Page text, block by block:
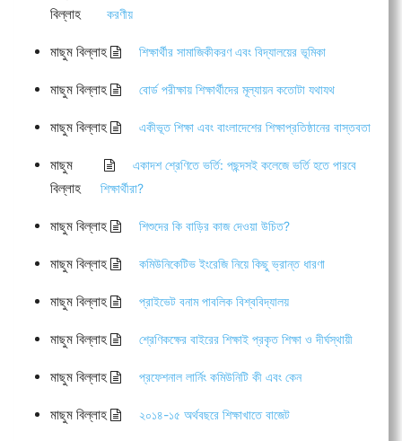
বিল্লাহ
করণীয়
মাছুম বিল্লাহ শিক্ষার্থীর সামাজিকীকরণ এবং বিদ্যালয়ের ভূমিকা
মাছুম বিল্লাহ বোর্ড পরীক্ষায় শিক্ষার্থীদের মূল্যায়ন কতোটা যথাযথ
মাছুম বিল্লাহ একীভূত শিক্ষা এবং বাংলাদেশের শিক্ষাপ্রতিষ্ঠানের বাস্তবতা
মাছুম
বিল্লাহ
একাদশ শ্রেণিতে ভর্তি: পছন্দসই কলেজে ভর্তি হতে পারবে
শিক্ষার্থীরা?
মাছুম বিল্লাহ শিশুদের কি বাড়ির কাজ দেওয়া উচিত?
মাছুম বিল্লাহ কমিউনিকেটিভ ইংরেজি নিয়ে কিছু ভ্রান্ত ধারণা
মাছুম বিল্লাহ প্রাইভেট বনাম পাবলিক বিশ্ববিদ্যালয়
মাছুম বিল্লাহ শ্রেণিকক্ষের বাইরের শিক্ষাই প্রকৃত শিক্ষা ও দীর্ঘস্থায়ী
মাছুম বিল্লাহ প্রফেশনাল লার্নিং কমিউনিটি কী এবং কেন
মাছুম বিল্লাহ ২০১৪-১৫ অর্থবছরে শিক্ষাখাতে বাজেট